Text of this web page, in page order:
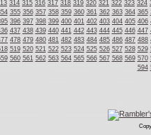
314 315 316 317 318 319 320 321 322 323 324
355 356 357 358 359 360 361 362 363 364 365
396 397 398 399 400 401 402 403 404 405 406
437 438 439 440 441 442 443 444 445 446 447
478 479 480 481 482 483 484 485 486 487 488
519 520 521 522 523 524 525 526 527 528 529
560 561 562 563 564 565 566 567 568 569 570
594